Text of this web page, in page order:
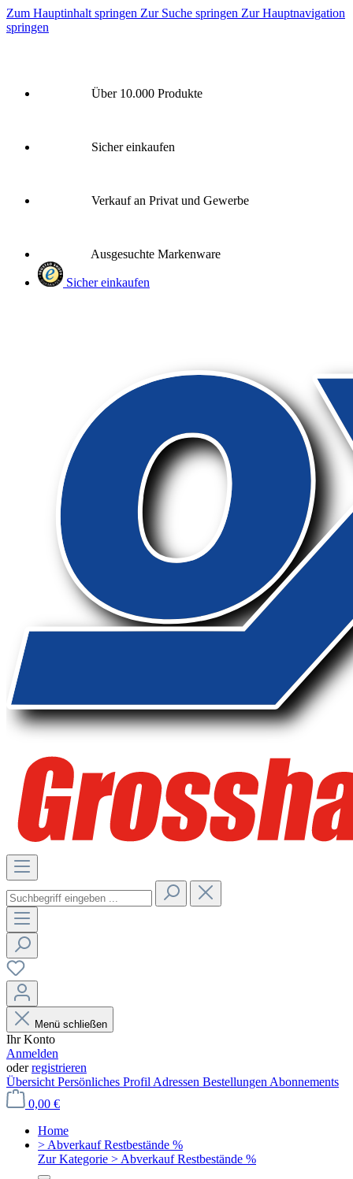
Zum Hauptinhalt springen Zur Suche springen Zur Hauptnavigation
springen
Über 10.000 Produkte
Sicher einkaufen
Verkauf an Privat und Gewerbe
Ausgesuchte Markenware
Sicher einkaufen
Menü schließen
Ihr Konto
Anmelden
oderregistrieren
Übersicht Persönliches Profil Adressen Bestellungen Abonnements
0,00 €
Home
> Abverkauf Restbestände %
Zur Kategorie > Abverkauf Restbestände %